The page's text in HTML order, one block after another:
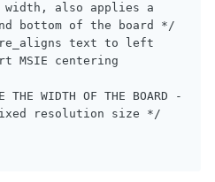
also applies a
bottom of the board */
text to left
MSIE centering
WIDTH OF THE BOARD -
resolution size */